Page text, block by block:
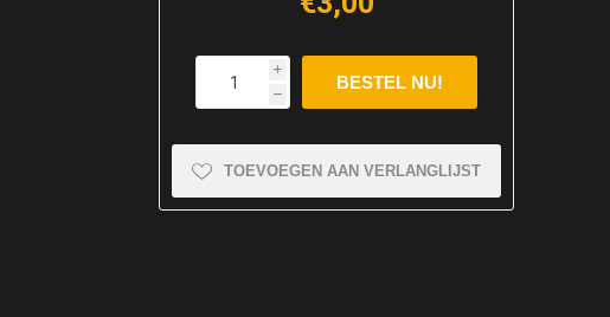
i
h
TOEVOEGEN AAN VERLANGLIJST